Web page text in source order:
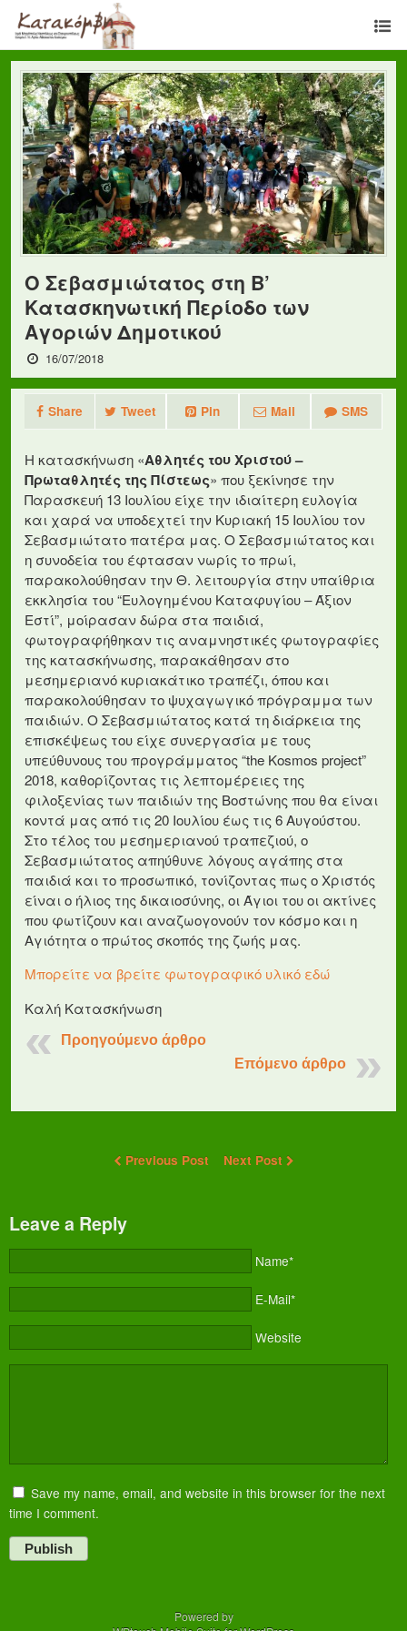
Ο Σεβασμιώτατος στη Β’
Κατασκηνωτική Περίοδο των
Αγοριών Δημοτικού
16/07/2018
Share Tweet Pin Mail SMS
Η κατασκήνωση «Αθλητές του Χριστού –
Πρωταθλητές της Πίστεως» που ξεκίνησε την
Παρασκευή 13 Ιουλίου είχε την ιδιαίτερη ευλογία
και χαρά να υποδεχτεί την Κυριακή 15 Ιουλίου τον
Σεβασμιώτατο πατέρα μας. Ο Σεβασμιώτατος και
η συνοδεία του έφτασαν νωρίς το πρωί,
παρακολούθησαν την Θ. λειτουργία στην υπαίθρια
εκκλησία του “Ευλογημένου Καταφυγίου – Άξιον
Εστί”, μοίρασαν δώρα στα παιδιά,
φωτογραφήθηκαν τις αναμνηστικές φωτογραφίες
της κατασκήνωσης, παρακάθησαν στο
μεσημεριανό κυριακάτικο τραπέζι, όπου και
παρακολούθησαν το ψυχαγωγικό πρόγραμμα των
παιδιών. Ο Σεβασμιώτατος κατά τη διάρκεια της
επισκέψεως του είχε συνεργασία με τους
υπεύθυνους του προγράμματος “the Kosmos project”
2018, καθορίζοντας τις λεπτομέρειες της
φιλοξενίας των παιδιών της Βοστώνης που θα είναι
κοντά μας από τις 20 Ιουλίου έως τις 6 Αυγούστου.
Στο τέλος του μεσημεριανού τραπεζιού, ο
Σεβασμιώτατος απηύθυνε λόγους αγάπης στα
παιδιά και το προσωπικό, τονίζοντας πως ο Χριστός
είναι ο ήλιος της δικαιοσύνης, οι Άγιοι του οι ακτίνες
που φωτίζουν και αναζωογονούν τον κόσμο και η
Αγιότητα ο πρώτος σκοπός της ζωής μας.
Μπορείτε να βρείτε φωτογραφικό υλικό εδώ
Καλή Κατασκήνωση
Προηγούμενο άρθρο
Επόμενο άρθρο
Previous Post Next Post
Leave a Reply
Name*
E-Mail*
Website
Save my name, email, and website in this browser for the next
time I comment.
Publish
Powered by